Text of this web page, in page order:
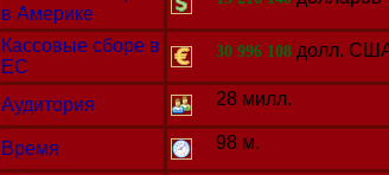
в Америке
Кассовые сборе в
ЕС
30 996 108 долл.
Аудитория 28 милл.
Время 98 м.